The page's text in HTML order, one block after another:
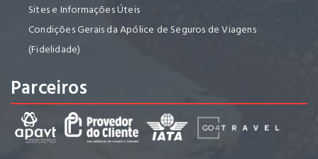
Sites e Informações Úteis
Condições Gerais da Apólice de Seguros de Viagens
(Fidelidade)
Parceiros